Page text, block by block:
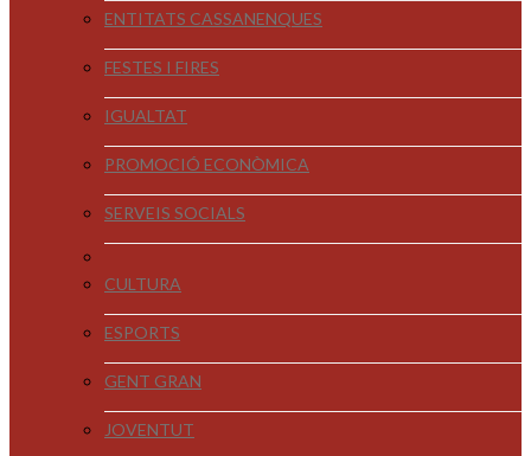
ENTITATS CASSANENQUES
FESTES I FIRES
IGUALTAT
PROMOCIÓ ECONÒMICA
SERVEIS SOCIALS
CULTURA
ESPORTS
GENT GRAN
JOVENTUT